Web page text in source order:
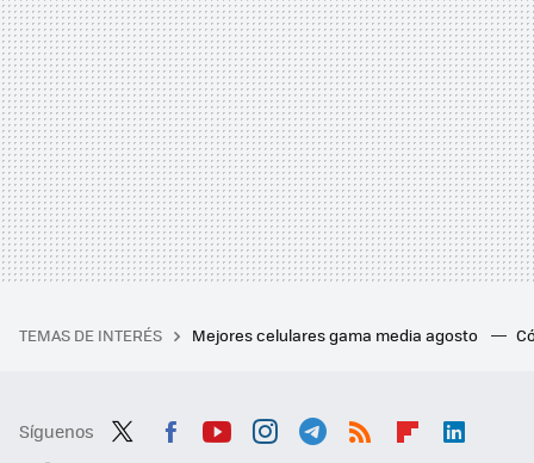
TEMAS DE INTERÉS Mejores celulares gama media agosto
Síguenos